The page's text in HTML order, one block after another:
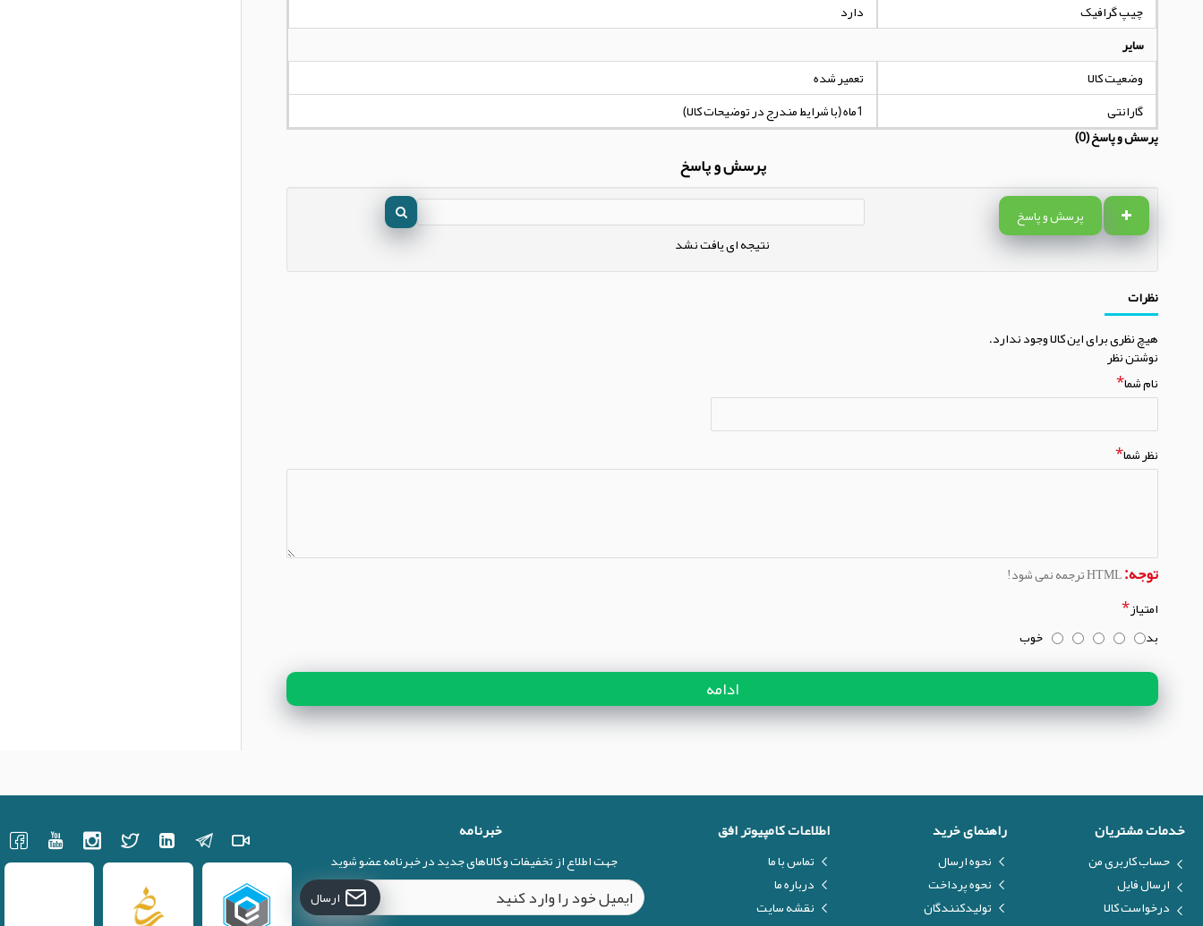
چیپ گرافیک
دارد
سایر
وضعیت کالا
تعمیر شده
گارانتی
1ماه (با شرایط مندرج در توضیحات کالا)
پرسش و پاسخ (0)
پرسش و پاسخ
پرسش و پاسخ
نتیجه ای یافت نشد
نظرات
هیچ نظری برای این کالا وجود ندارد.
نوشتن نظر
نام شما
نظر شما
توجه:
امتیاز
بد
خوب
ادامه
خدمات مشتریان
حساب کاربری من
ارسال فایل
درخواست کالا
راهنمای خرید
نحوه ارسال
نحوه پرداخت
تولیدکنندگان
اطلاعات کامپیوتر افق
تماس با ما
درباره ما
نقشه سایت
خبرنامه
جهت اطلاع از تخفیفات و کالاهای جدید در خبرنامه عضو شوید
ارسال